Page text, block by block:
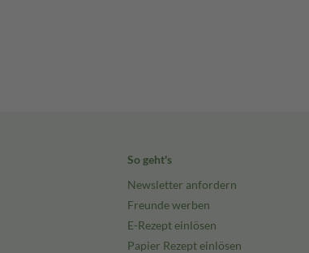
So geht's
Newsletter anfordern
Freunde werben
E-Rezept einlösen
Papier Rezept einlösen